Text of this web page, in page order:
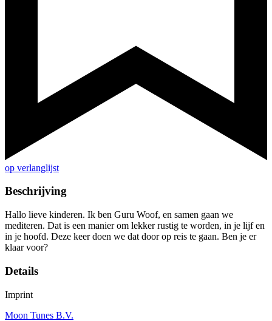
op verlanglijst
Beschrijving
Hallo lieve kinderen. Ik ben Guru Woof, en samen gaan we
mediteren. Dat is een manier om lekker rustig te worden, in je lijf en
in je hoofd. Deze keer doen we dat door op reis te gaan. Ben je er
klaar voor?
Details
Imprint
Moon Tunes B.V.